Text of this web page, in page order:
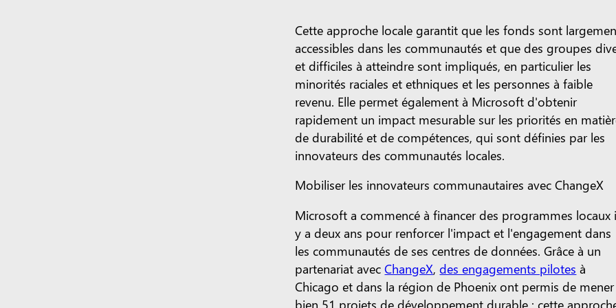
Cette approche locale garantit que les fonds sont
accessibles dans les communautés et que des groupes
et difficiles à atteindre sont impliqués, en particulier les
minorités raciales et ethniques et les personnes à faible
revenu. Elle permet également à Microsoft d'obtenir
rapidement un impact mesurable sur les priorités en
de durabilité et de compétences, qui sont définies par les
innovateurs des communautés locales.
Mobiliser les innovateurs communautaires avec ChangeX
Microsoft a commencé à financer des programmes locaux
y a deux ans pour renforcer l'impact et l'engagement dans
les communautés de ses centres de données. Grâce à un
partenariat avecChangeX,des engagements pilotes à
Chicago et dans la région de Phoenix ont permis de mener
bien 51 projets de développement durable ; cette